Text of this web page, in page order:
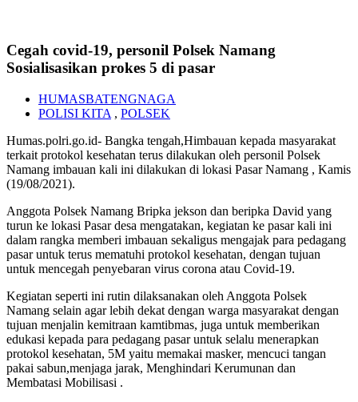
Cegah covid-19, personil Polsek Namang
Sosialisasikan prokes 5 di pasar
HUMASBATENGNAGA
POLISI KITA , POLSEK
Humas.polri.go.id- Bangka tengah,Himbauan kepada masyarakat
terkait protokol kesehatan terus dilakukan oleh personil Polsek
Namang imbauan kali ini dilakukan di lokasi Pasar Namang , Kamis
(19/08/2021).
Anggota Polsek Namang Bripka jekson dan beripka David yang
turun ke lokasi Pasar desa mengatakan, kegiatan ke pasar kali ini
dalam rangka memberi imbauan sekaligus mengajak para pedagang
pasar untuk terus mematuhi protokol kesehatan, dengan tujuan
untuk mencegah penyebaran virus corona atau Covid-19.
Kegiatan seperti ini rutin dilaksanakan oleh Anggota Polsek
Namang selain agar lebih dekat dengan warga masyarakat dengan
tujuan menjalin kemitraan kamtibmas, juga untuk memberikan
edukasi kepada para pedagang pasar untuk selalu menerapkan
protokol kesehatan, 5M yaitu memakai masker, mencuci tangan
pakai sabun,menjaga jarak, Menghindari Kerumunan dan
Membatasi Mobilisasi .